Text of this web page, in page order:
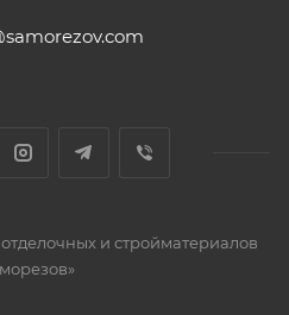
и стройматериалов